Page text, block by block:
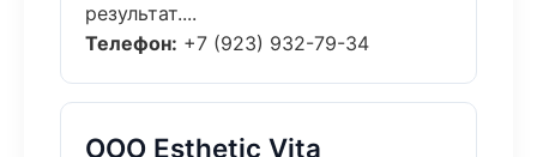
результат....
Телефон: +7 (923) 932-79-34
ООО Esthetic Vita